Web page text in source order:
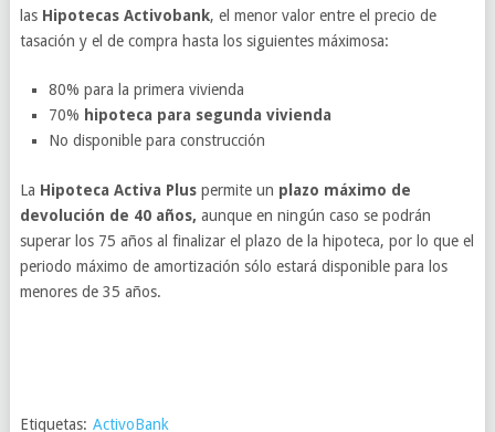
lasHipotecas Activobank, el menor valor entre el precio de
tasación y el de compra hasta los siguientes máximosa:
80% para la primera vivienda
70% hipoteca para segunda vivienda
No disponible para construcción
La Hipoteca Activa Pluspermite un plazo máximo de
devolución de 40 años, aunque en ningún caso se podrán
superar los 75 años al finalizar el plazo de la hipoteca, por lo que el
periodo máximo de amortización sólo estará disponible para los
menores de 35 años.
Etiquetas: ActivoBank